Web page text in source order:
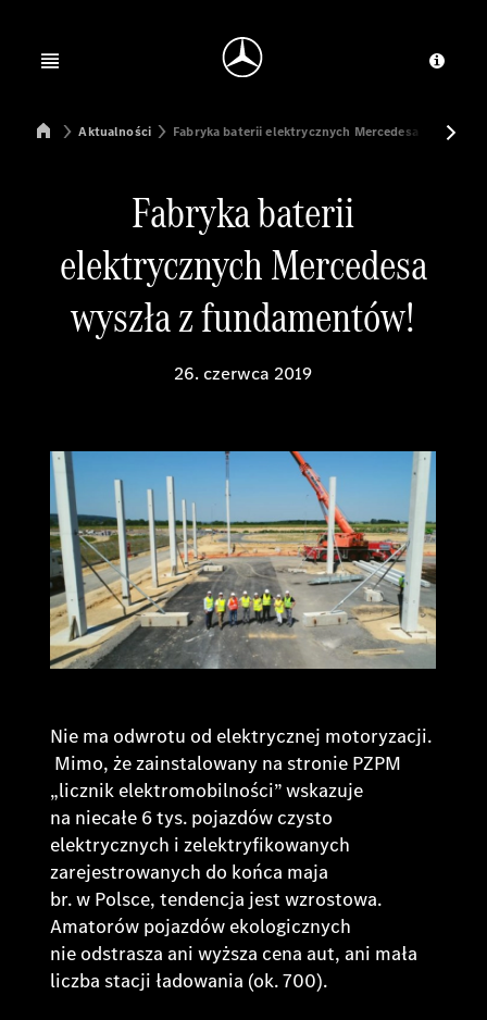
Open menu
Mercedes-Benz Manufacturing Poland
Aktualności Fabryka baterii elektrycznych Mercedesa wyszła z
Fabryka baterii
elektrycznych Mercedesa
wyszła z fundamentów!
26. czerwca 2019
Nie ma odwrotu od elektrycznej motoryzacji.
Mimo, że zainstalowany na stronie PZPM
„licznik elektromobilności” wskazuje
na niecałe 6 tys. pojazdów czysto
elektrycznych i zelektryfikowanych
zarejestrowanych do końca maja
br. w Polsce, tendencja jest wzrostowa.
Amatorów pojazdów ekologicznych
nie odstrasza ani wyższa cena aut, ani mała
liczba stacji ładowania (ok. 700).